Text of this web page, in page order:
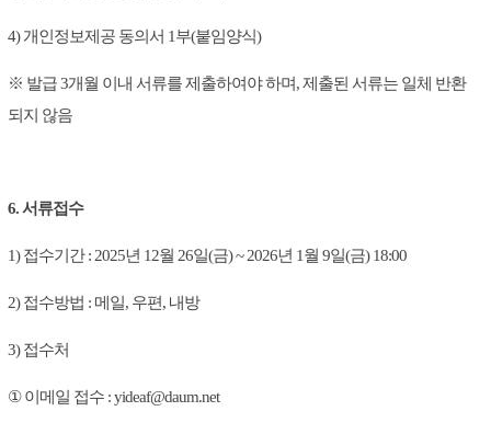
4) 개인정보제공 동의서 1부(붙임양식)
※ 발급 3개월 이내 서류를 제출하여야 하며, 제출된 서류는 일체 반환
되지 않음
6. 서류접수
1) 접수기간 : 2025년 12월 26일(금) ~ 2026년 1월 9일(금) 18:00
2) 접수방법 : 메일, 우편, 내방
3) 접수처
①이메일 접수 :yideaf@daum.net